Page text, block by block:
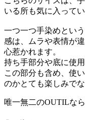
いる所も気に入ってい
一つ一つ手染めとい
感は、ムラや表情が
心惹かれます。
持ち手部分や底に使
この部分も含め、使
のかとても楽しみでな
唯一無二のOUTILな